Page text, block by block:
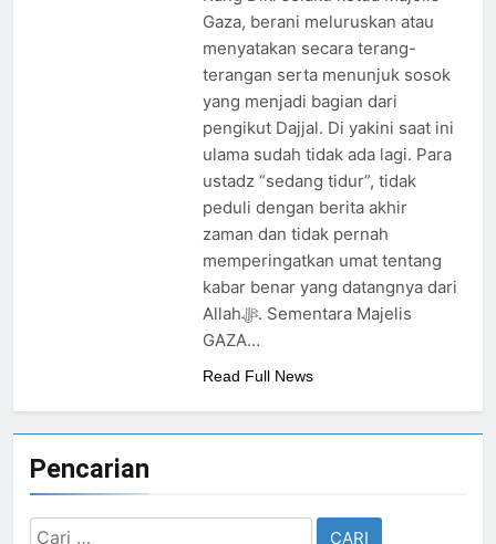
Ada Batas Waktu
(Kesempatan) untuk
Uzlah : “ Panggilan
Pulang ke Tanah
Uzlah Sebelum Pukul
Sepuluh.”
2 Hari Ago
Pergantian
Kepemimpinan
Nusantara: Prabowo
Lengser, kang Diki
Candra Sang Satrio
Piningit Tampil di
Panggung Sejarah
2 Hari Ago
Pengumuman
Terbuka Tentang
Mimpi Sdr Julian :
Isyarat akan
Dibacakan Pesan
Baru di Tengah
Jemaah
2 Hari Ago
Allah ﷻ Telah
Menyiapkan “Gua
Ashabul Kahfi” Akhir
Zaman Bagi Para
Tangan Muhammad
Gaza, berani meluruskan atau
menyatakan secara terang-
terangan serta menunjuk sosok
yang menjadi bagian dari
pengikut Dajjal. Di yakini saat ini
ulama sudah tidak ada lagi. Para
ustadz “sedang tidur”, tidak
peduli dengan berita akhir
zaman dan tidak pernah
memperingatkan umat tentang
kabar benar yang datangnya dari
Allahﷻ. Sementara Majelis
GAZA…
Read Full News
Pencarian
Cari